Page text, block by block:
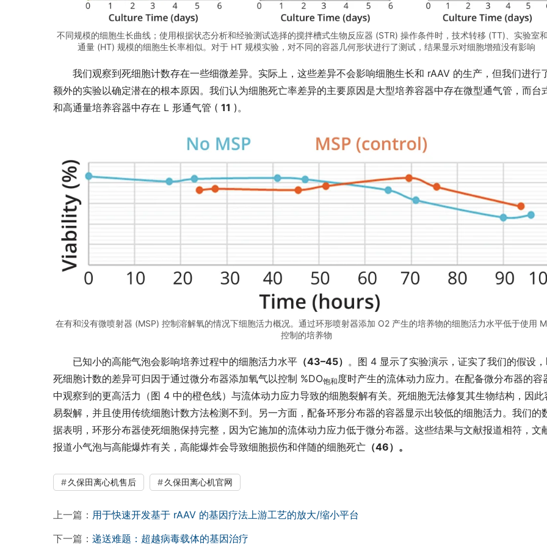
不同规模的细胞生长曲线；使用根据状态分析和经验测试选择的搅拌槽式生物反应器 (STR) 操作条件时，技术转移 (TT)、实验室
通量 (HT) 规模的细胞生长率相似。对于 HT 规模实验，对不同的容器几何形状进行了测试，结果显示对细胞增殖没有影响
我们观察到死细胞计数存在一些细微差异。实际上，这些差异不会影响细胞生长和 rAAV 的生产，但我们进行
额外的实验以确定潜在的根本原因。我们认为细胞死亡率差异的主要原因是大型培养容器中存在微型通气管，而台
和高通量培养容器中存在 L 形通气管 ( 11 )。
在有和没有微喷射器 (MSP) 控制溶解氧的情况下细胞活力概况。通过环形喷射器添加 O2 产生的培养物的细胞活力水平低于使用
控制的培养物
已知小的高能气泡会影响培养过程中的细胞活力水平 （43–45） 。图 4 显示了实验演示，证实了我们的假设，
死细胞计数的差异可归因于通过微分布器添加氧气以控制 %DO饱和 度时产生的流体动力应力。在配备微分布器的容
中观察到的更高活力（图 4 中的橙色线）与流体动力应力导致的细胞裂解有关。死细胞无法修复其生物结构，因此
易裂解，并且使用传统细胞计数方法检测不到。另一方面，配备环形分布器的容器显示出较低的细胞活力。我们的
据表明，环形分布器使死细胞保持完整，因为它施加的流体动力应力低于微分布器。这些结果与文献报道相符，文
报道小气泡与高能爆炸有关，高能爆炸会导致细胞损伤和伴随的细胞死亡 （46）。
久保田离心机售后 久保田离心机官网
上一篇： 用于快速开发基于 rAAV 的基因疗法上游工艺的放大/缩小平台
下一篇： 递送难题：超越病毒载体的基因治疗